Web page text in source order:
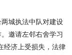
城执法中队对建设
邀请左邻右舍学习
经济上受损失，法律